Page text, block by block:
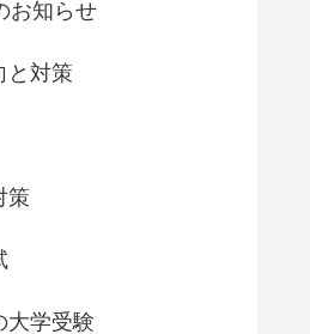
お知らせ
と対策
策
大学受験